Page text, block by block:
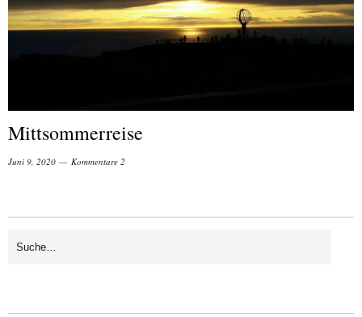
Mittsommerreise
Juni 9, 2020 Kommentare 2